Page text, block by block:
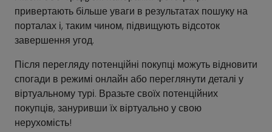
привертають більше уваги в результатах пошуку на
порталах і, таким чином, підвищують відсоток
завершення угод.
Після перегляду потенційні покупці можуть відновити
спогади в режимі онлайн або переглянути деталі у
віртуальному турі. Вразьте своїх потенційних
покупців, зануривши їх віртуально у свою
нерухомість!